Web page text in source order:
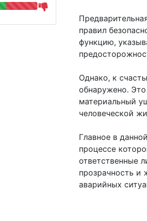
правил
функцию,
Однако, к
обнаружено.
материальный
человеческой
Главное в данной
процессе
ответственные
прозрачность и
аварийных